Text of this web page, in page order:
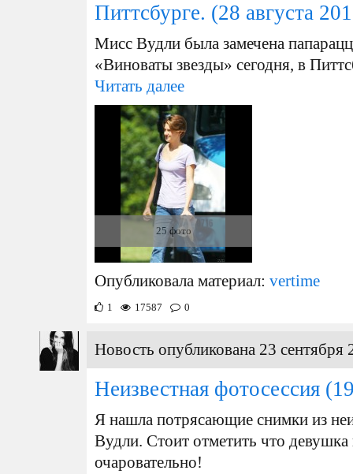
Питтсбурге. (28 августа
Мисс Вудли была замечена
«Виноваты звезды» сегодня, в
Читать далее
25 фото
Опубликовала материал: vertime
1 17587 0
Новость опубликована 23 сентября
Неизвестная фотосессия
Я нашла потрясающие снимки из
Вудли. Стоит отметить что девушка
очаровательно!